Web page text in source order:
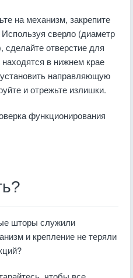
на механизм, закрепите
сверло (диаметр
отверстие для
в нижнем крае
направляющую
и отрежьте излишки.
функционирования
шторы служили
и крепление не теряли